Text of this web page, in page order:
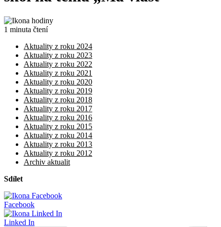
1 minuta čtení
Aktuality z roku 2024
Aktuality z roku 2023
Aktuality z roku 2022
Aktuality z roku 2021
Aktuality z roku 2020
Aktuality z roku 2019
Aktuality z roku 2018
Aktuality z roku 2017
Aktuality z roku 2016
Aktuality z roku 2015
Aktuality z roku 2014
Aktuality z roku 2013
Aktuality z roku 2012
Archiv aktualit
Sdílet
Facebook
Linked In